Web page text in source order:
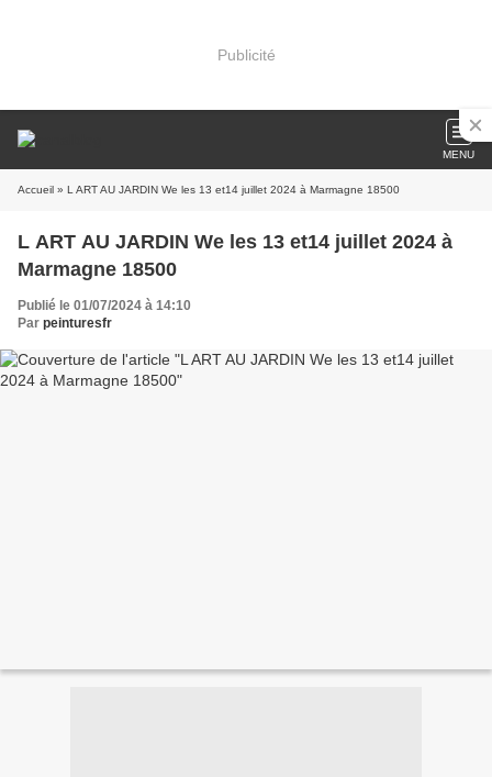
Publicité
MENU
Accueil » L ART AU JARDIN We les 13 et14 juillet 2024 à Marmagne 18500
L ART AU JARDIN We les 13 et14 juillet 2024 à
Marmagne 18500
Publié le 01/07/2024 à 14:10
Par peinturesfr